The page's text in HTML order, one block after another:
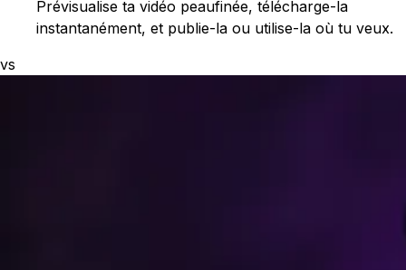
Prévisualise ta vidéo peaufinée, télécharge-la
instantanément, et publie-la ou utilise-la où tu veux.
vs